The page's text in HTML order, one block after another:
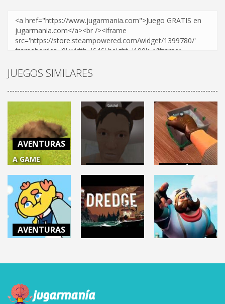
JUEGOS SIMILARES
AVENTURAS
A GAME
DIGGING A
HOLE
15.2K
SCHOOLBOY
RUNAWAY
30.4K
CRIME SCENE
CLEANER
6.34K
AVENTURAS
3.21K
AVENTURAS